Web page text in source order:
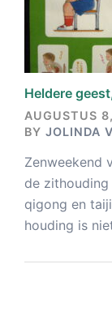
Heldere
AUGUSTUS
BY JOLINDA
Zenweekend
de
qigong en
houding is